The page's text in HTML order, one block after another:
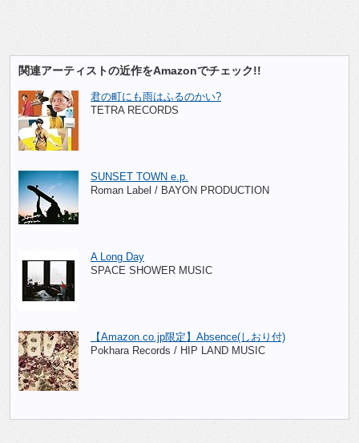
関連アーティストの近作をAmazonでチェック!!
君の町にも雨はふるのかい?
TETRA RECORDS
SUNSET TOWN e.p.
Roman Label / BAYON PRODUCTION
A Long Day
SPACE SHOWER MUSIC
【Amazon.co.jp限定】Absence(しおり付)
Pokhara Records / HIP LAND MUSIC